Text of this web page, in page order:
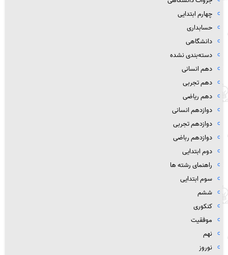
چهارم ابتدایی
حسابداری
دانشگاهی
دسته‌بندی نشده
دهم انسانی
دهم تجربی
دهم ریاضی
دوازدهم انسانی
دوازدهم تجربی
دوازدهم رباضی
دوم ابتدایی
راهنمای رشته ها
سوم ابتدایی
ششم
کنکوری
موفقیت
نهم
نوروز